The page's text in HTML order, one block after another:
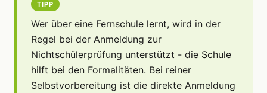
TIPP
Wer über eine Fernschule lernt, wird in der
Regel bei der Anmeldung zur
Nichtschülerprüfung unterstützt - die Schule
hilft bei den Formalitäten. Bei reiner
Selbstvorbereitung ist die direkte Anmeldung